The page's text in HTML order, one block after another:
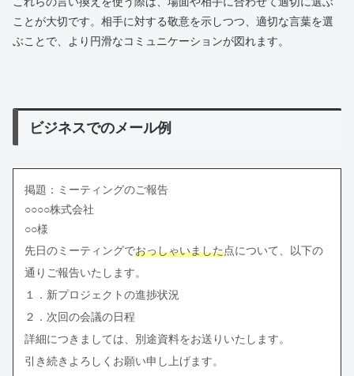
ことが大切です。相手に対する敬意を示しつつ、適切な言葉を選
ぶことで、より円滑なコミュニケーションが図れます。
ビジネスでのメール例
掲題：ミーティングのご報告
○○○○株式会社
○○様
先日のミーティングでおっしゃいました点について、以下の
通りご報告いたします。
１．新プロジェクトの進捗状況
２．次回の会議の日程
詳細につきましては、別途資料をお送りいたします。
引き続きよろしくお願い申し上げます。